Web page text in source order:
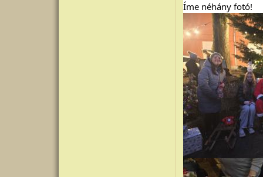
Íme néhány fotó!